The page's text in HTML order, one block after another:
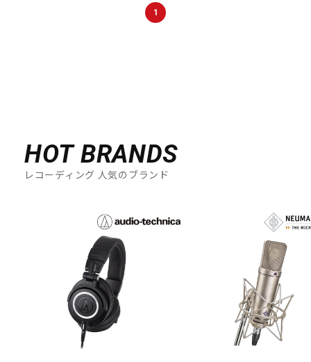
1
HOT BRANDS
レコーディング 人気のブランド